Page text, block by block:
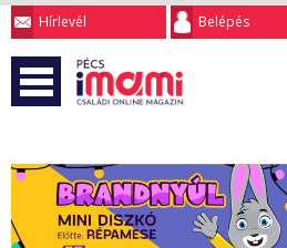
Hírlevél Belépés